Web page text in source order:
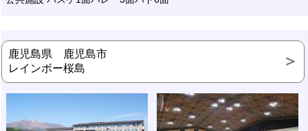
鹿児島県 鹿児島市
レインボー桜島